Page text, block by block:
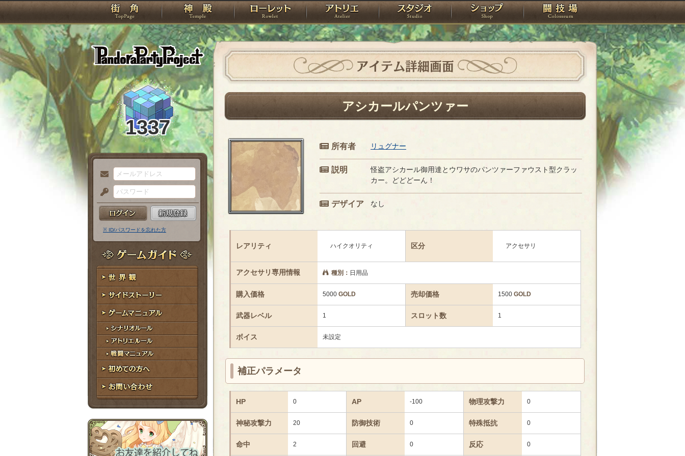
PandoraPartyProject
TOP 神殿 ローレット アトリエ スタジオ ショップ 闘技場
1337
メ
ー
ル
ア
ド
レ
ス
パ
ス
ー
ド
※ ID/パスワードを忘れた方
ゲームガイド
世界観
サイドストーリー
ゲームマニュアル
シナリオルール
アトリエルール
戦闘マニュアル
初めての方へ
お問い合わせ
アイテム詳細画面
アシカールパンツァー
所有者 リュグナー
説明
怪盗アシカール御用達とウワサのパンツァーファウスト型クラッ
カー。どどどーん！
デザイア なし
レアリティ ハイクオリティ 区分 アクセサリ
アクセサリ専用情報 種別： 日用品
購入価格 5000 GOLD 売却価格 1500 GOLD
武器レベル 1 スロット数 1
ボイス 未設定
補正パラメータ
HP 0 AP -100 物理攻撃力 0
神秘攻撃力 20 防御技術 0 特殊抵抗 0
命中 2 回避 0 反応 0